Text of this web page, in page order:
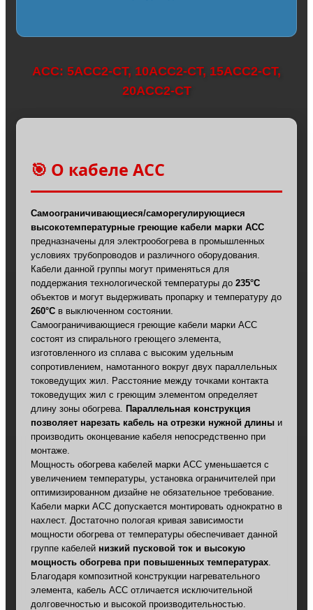
ACC: 5АСС2-CT, 10АСС2-CT, 15АСС2-CT,
20АСС2-CT
🎯 О кабеле ACC
Самоограничивающиеся/саморегулирующиеся
высокотемпературные греющие кабели марки АСС
предназначены для электрообогрева в промышленных
условиях трубопроводов и различного оборудования.
Кабели данной группы могут применяться для
поддержания технологической температуры до 235°С
объектов и могут выдерживать пропарку и температуру до
260°С в выключенном состоянии.
Самоограничивающиеся греющие кабели марки АСС
состоят из спирального греющего элемента,
изготовленного из сплава с высоким удельным
сопротивлением, намотанного вокруг двух параллельных
токоведущих жил. Расстояние между точками контакта
токоведущих жил с греющим элементом определяет
длину зоны обогрева. Параллельная конструкция
позволяет нарезать кабель на отрезки нужной длины и
производить оконцевание кабеля непосредственно при
монтаже.
Мощность обогрева кабелей марки АСС уменьшается с
увеличением температуры, установка ограничителей при
оптимизированном дизайне не обязательное требование.
Кабели марки АСС допускается монтировать однократно в
нахлест. Достаточно пологая кривая зависимости
мощности обогрева от температуры обеспечивает данной
группе кабелей низкий пусковой ток и высокую
мощность обогрева при повышенных температурах.
Благодаря композитной конструкции нагревательного
элемента, кабель АСС отличается исключительной
долговечностью и высокой производительностью.